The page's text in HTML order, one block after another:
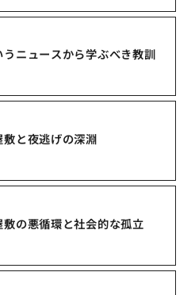
ニュースから学ぶべき教訓
と夜逃げの深淵
の悪循環と社会的な孤立